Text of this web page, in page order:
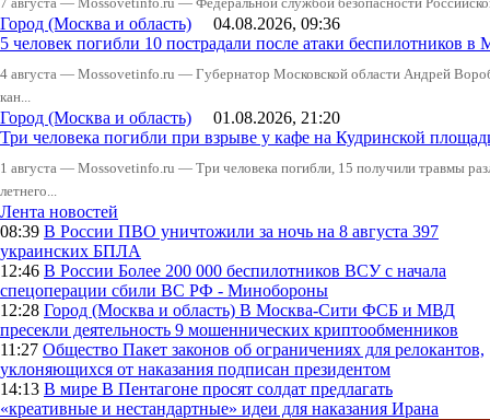
Город (Москва и область) 04.08.2026, 09:36
5 человек погибли 10 пострадали после атаки беспилотников в
4 августа — Mossovetinfo.ru — Губернатор Московской области Андрей
кан...
Город (Москва и область) 01.08.2026, 21:20
Три человека погибли при взрыве у кафе на Кудринской
1 августа — Mossovetinfo.ru — Три человека погибли, 15 получили травмы
летнего...
Лента новостей
08:39 В России ПВО уничтожили за ночь на 8 августа 397
украинских БПЛА
12:46 В России Более 200 000 беспилотников ВСУ с начала
спецоперации сбили ВС РФ - Минобороны
12:28 Город (Москва и область) В Москва-Сити ФСБ и МВД
пресекли деятельность 9 мошеннических криптообменников
11:27 Общество Пакет законов об ограничениях для релокантов,
уклоняющихся от наказания подписан президентом
14:13 В мире В Пентагоне просят солдат предлагать
«креативные и нестандартные» идеи для наказания Ирана